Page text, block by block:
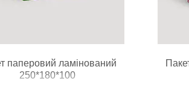
паперовий ламінований
250*180*100